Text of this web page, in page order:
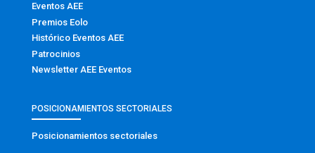
Eventos AEE
Premios Eolo
Histórico Eventos AEE
Patrocinios
Newsletter AEE Eventos
POSICIONAMIENTOS SECTORIALES
Posicionamientos sectoriales